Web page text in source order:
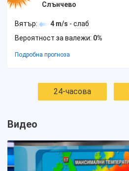
Слънчево
Вятър: 4 m/s - слаб
Вероятност за валежи: 0%
Подробна прогноза
24-часова
Видео